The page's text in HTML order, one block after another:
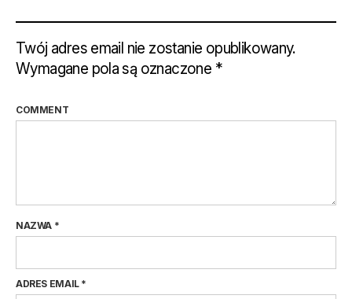
Twój adres email nie zostanie opublikowany.
Wymagane pola są oznaczone *
COMMENT
NAZWA *
ADRES EMAIL *